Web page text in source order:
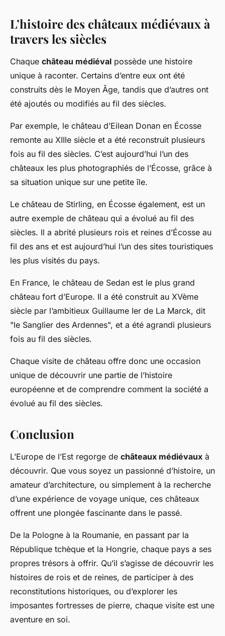
L’histoire des châteaux médiévaux à
travers les siècles
Chaque château médiéval possède une histoire
unique à raconter. Certains d’entre eux ont été
construits dès le Moyen Âge, tandis que d’autres ont
été ajoutés ou modifiés au fil des siècles.
Par exemple, le château d’Eilean Donan en Écosse
remonte au XIIIe siècle et a été reconstruit plusieurs
fois au fil des siècles. C’est aujourd’hui l’un des
châteaux les plus photographiés de l’Écosse, grâce à
sa situation unique sur une petite île.
Le château de Stirling, en Écosse également, est un
autre exemple de château qui a évolué au fil des
siècles. Il a abrité plusieurs rois et reines d’Écosse au
fil des ans et est aujourd’hui l’un des sites touristiques
les plus visités du pays.
En France, le château de Sedan est le plus grand
château fort d’Europe. Il a été construit au XVème
siècle par l’ambitieux Guillaume Ier de La Marck, dit
"le Sanglier des Ardennes", et a été agrandi plusieurs
fois au fil des siècles.
Chaque visite de château offre donc une occasion
unique de découvrir une partie de l’histoire
européenne et de comprendre comment la société a
évolué au fil des siècles.
Conclusion
L’Europe de l’Est regorge de châteaux médiévaux à
découvrir. Que vous soyez un passionné d’histoire, un
amateur d’architecture, ou simplement à la recherche
d’une expérience de voyage unique, ces châteaux
offrent une plongée fascinante dans le passé.
De la Pologne à la Roumanie, en passant par la
République tchèque et la Hongrie, chaque pays a ses
propres trésors à offrir. Qu’il s’agisse de découvrir les
histoires de rois et de reines, de participer à des
reconstitutions historiques, ou d’explorer les
imposantes fortresses de pierre, chaque visite est une
aventure en soi.